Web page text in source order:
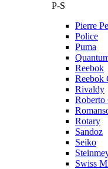
P-S
Pierre
Police
Puma
Reebok
Reebok
Rivaldy
Rotary
Sandoz
Seiko
Swiss